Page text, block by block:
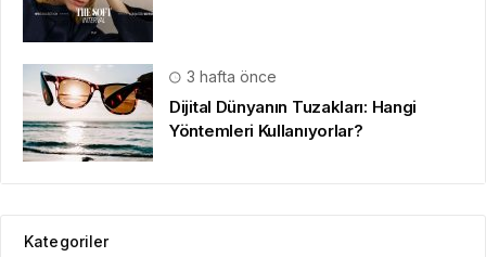
3 hafta önce
Dijital Dünyanın Tuzakları: Hangi
Yöntemleri Kullanıyorlar?
Kategoriler